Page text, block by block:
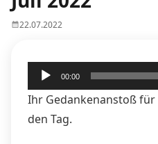
22.07.2022
Audio-
Player
00:00
Ihr Gedankenanstoß
den Tag.